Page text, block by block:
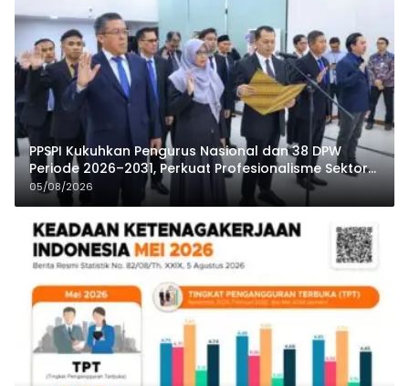
PPSPI Kukuhkan Pengurus Nasional dan 38 DPW
Periode 2026–2031, Perkuat Profesionalisme Sektor
Publik
05/08/2026